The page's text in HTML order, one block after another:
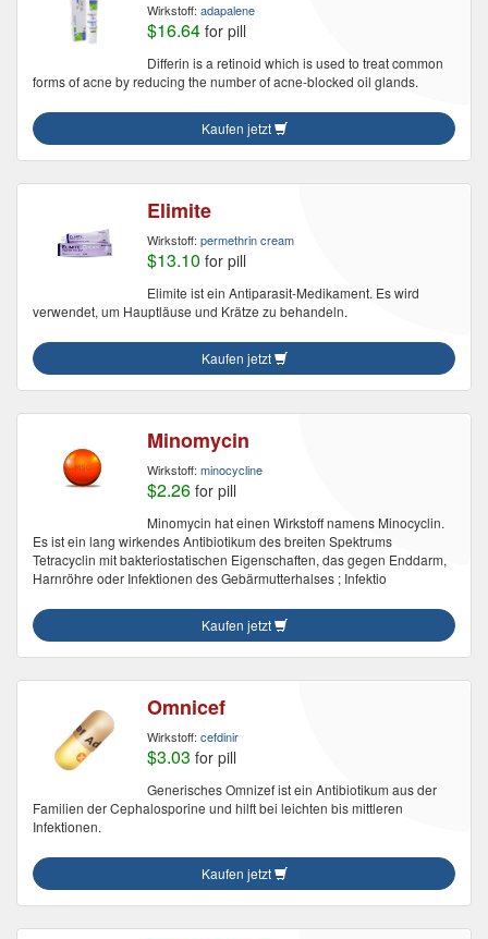
Wirkstoff: adapalene
$16.64 for pill
Differin is a retinoid which is used to treat common
forms of acne by reducing the number of acne-blocked oil glands.
Kaufen jetzt
Elimite
Wirkstoff: permethrin cream
$13.10 for pill
Elimite ist ein Antiparasit-Medikament. Es wird
verwendet, um Hauptläuse und Krätze zu behandeln.
Kaufen jetzt
Minomycin
Wirkstoff: minocycline
$2.26 for pill
Minomycin hat einen Wirkstoff namens Minocyclin.
Es ist ein lang wirkendes Antibiotikum des breiten Spektrums
Tetracyclin mit bakteriostatischen Eigenschaften, das gegen Enddarm,
Harnröhre oder Infektionen des Gebärmutterhalses ; Infektio
Kaufen jetzt
Omnicef
Wirkstoff: cefdinir
$3.03 for pill
Generisches Omnizef ist ein Antibiotikum aus der
Familien der Cephalosporine und hilft bei leichten bis mittleren
Infektionen.
Kaufen jetzt